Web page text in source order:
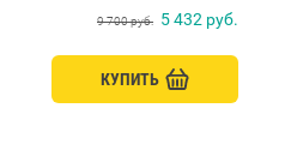
9 700 руб. 5 432 руб.
КУПИТЬ